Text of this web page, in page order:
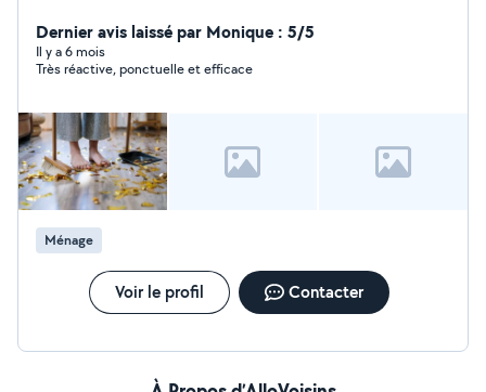
repasser votre linge ou bien intervenir ponctuellement
dans votre résidence secondaire ou en location. Je
nettoie également vos voitures, vos jardins ,vos fins de
Dernier avis laissé par Monique : 5/5
Il y a 6 mois
Très réactive, ponctuelle et efficace
Ménage
Voir le profil Contacter